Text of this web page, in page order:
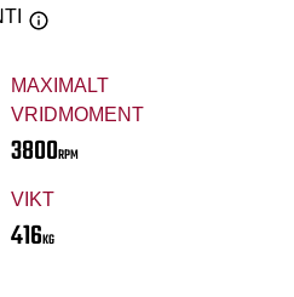
MAXIMALT
VRIDMOMENT
3800RPM
VIKT
416KG